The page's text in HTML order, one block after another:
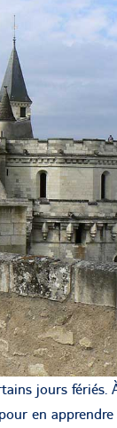
jours fériés.
en